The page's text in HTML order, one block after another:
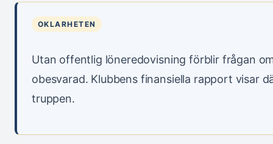
OKLARHETEN
Utan offentlig löneredovisning förblir frågan
obesvarad. Klubbens finansiella rapport visar
truppen.